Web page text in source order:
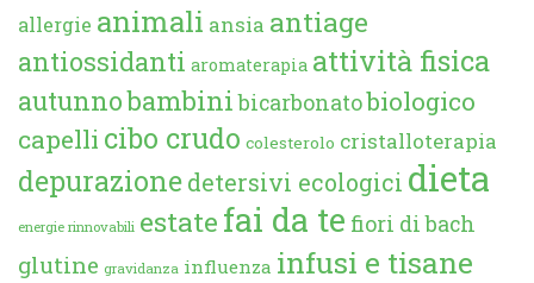
allergie animali ansia antiage
antiossidanti aromaterapia attività fisica
autunnobambini bicarbonatobiologico
capelli cibo crudo colesterolo cristalloterapia
depurazione detersivi ecologici dieta
energie rinnovabili estate fai da te fiori di bach
glutine gravidanza influenza infusi e tisane